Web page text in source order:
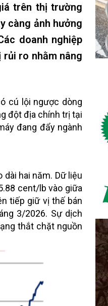
trên thị trường
càng ảnh hưởng
doanh nghiệp
ro nhằm nâng
cú lội ngược dòng
đột địa chính trị tại
đang đẩy ngành
hai năm. Dữ liệu
cent/lb vào giữa
tiếp giữ vị thế bán
3/2026. Sự dịch
thắt chặt nguồn